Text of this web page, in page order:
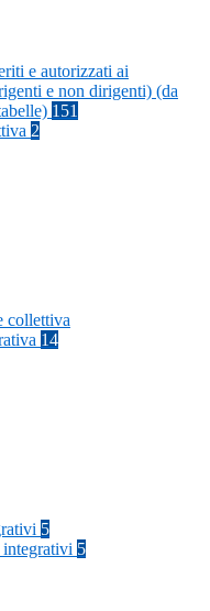
e autorizzati ai
e non dirigenti) (da
151
2
collettiva
14
5
5